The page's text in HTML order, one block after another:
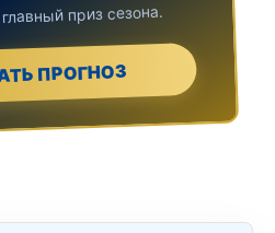
приз сезона.
ПРОГНОЗ